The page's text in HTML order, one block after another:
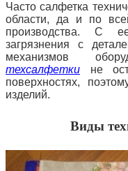
Часто салфетка
области, да и по
производства. С
загрязнения с
механизмов
техсалфетки не
поверхностях,
изделий.
Виды